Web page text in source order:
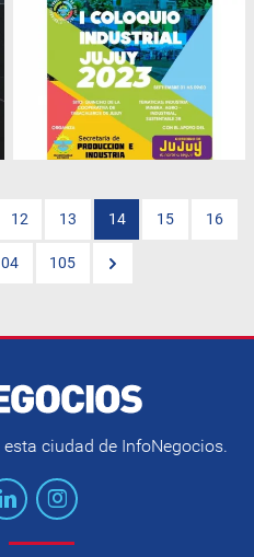
12 13 14 15 16
105
ciudad de InfoNegocios.